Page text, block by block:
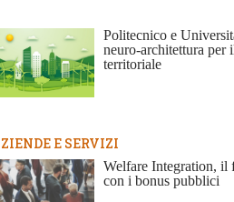
Politecnico e
neuro-architettura per
territoriale
E SERVIZI
Welfare Integration, il
con i bonus pubblici